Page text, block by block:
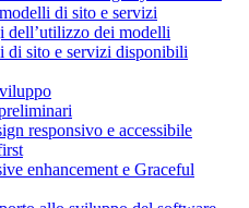
di sito e servizi
dell’utilizzo dei modelli
di sito e servizi disponibili
responsivo e accessibile
enhancement e Graceful